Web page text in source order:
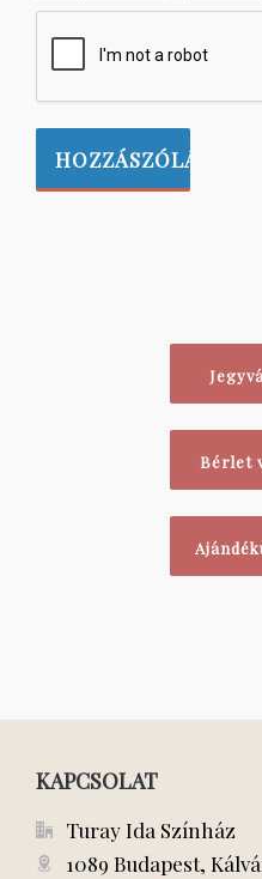
Bérlet
KAPCSOLAT
Turay Ida Színház
1089 Budapest,